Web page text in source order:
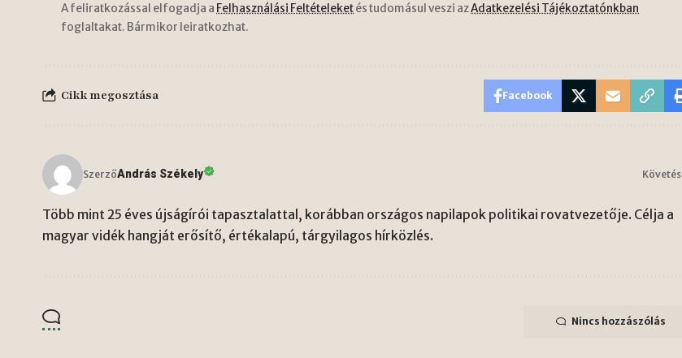
A feliratkozással elfogadja a Felhasználási Feltételeketés tudomásul veszi azAdatkezelési Tájékoztatónkban
foglaltakat. Bármikor leiratkozhat.
Cikk megosztása Facebook
SzerzőAndrás Székely Követés
Több mint 25 éves újságírói tapasztalattal, korábban országos napilapok politikai rovatvezetője. Célja a
magyar vidék hangját erősítő, értékalapú, tárgyilagos hírközlés.
Nincs hozzászólás